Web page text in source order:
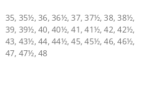
35, 35½, 36, 36½, 37, 37½, 38, 38½,
39, 39½, 40, 40½, 41, 41½, 42, 42½,
43, 43½, 44, 44½, 45, 45½, 46, 46½,
47, 47½, 48